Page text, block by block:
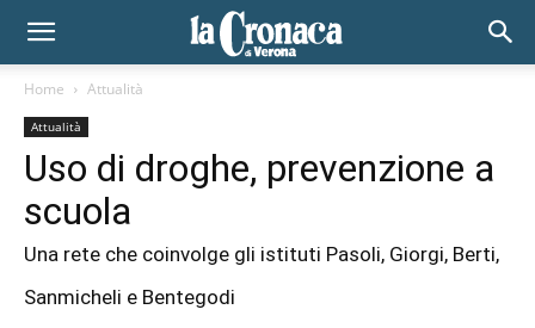
Home Attualità
Attualità
Uso di droghe, prevenzione a
scuola
Una rete che coinvolge gli istituti Pasoli, Giorgi, Berti,
Sanmicheli e Bentegodi